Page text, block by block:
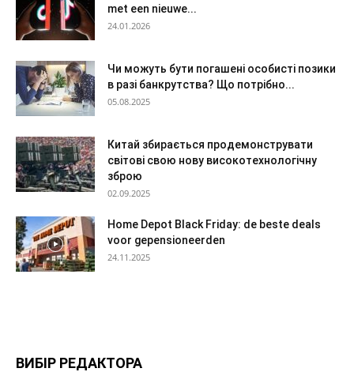
met een nieuwe...
24.01.2026
Чи можуть бути погашені особисті позики
в разі банкрутства? Що потрібно...
05.08.2025
Китай збирається продемонструвати
світові свою нову високотехнологічну
зброю
02.09.2025
Home Depot Black Friday: de beste deals
voor gepensioneerden
24.11.2025
ВИБІР РЕДАКТОРА